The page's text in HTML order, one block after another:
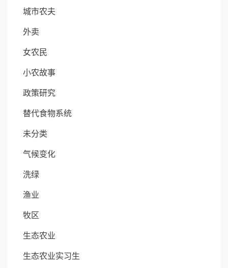
城市农夫
外卖
女农民
小农故事
政策研究
替代食物系统
未分类
气候变化
洗绿
渔业
牧区
生态农业
生态农业实习生